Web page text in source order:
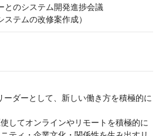
とのシステム開発進捗会議
テムの改修案作成）
ダーとして、新しい働き方を積極的に
してオンラインやリモートを積極的に